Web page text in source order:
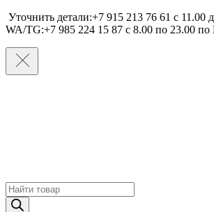
Уточнить детали:+7 915 213 76 61 c 11.00
WA/TG:+7 985 224 15 87 c 8.00 по 23.00
Поиск
товаров